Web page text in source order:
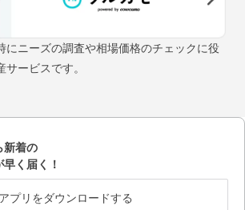
にニーズの調査や相場価格のチェックに役
ービスです。
新着の
く届く！
アプリをダウンロードする